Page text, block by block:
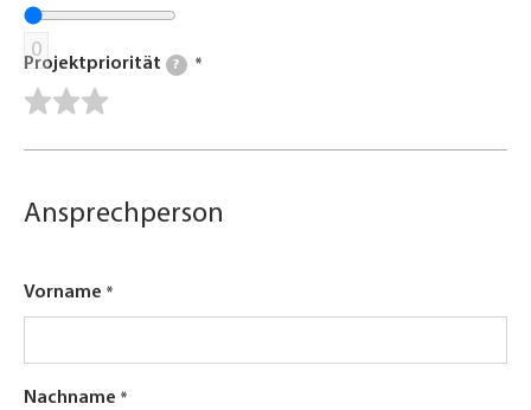
0
Projektpriorität ?
Ansprechperson
Vorname
Nachname